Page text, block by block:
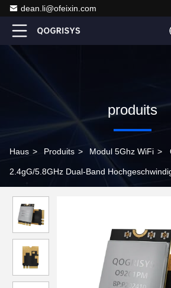
dean.li@ofeixin.com
produits
Haus > Produits > Modul 5Ghz WiFi >
2.4gG/5.8GHz Dual-Band